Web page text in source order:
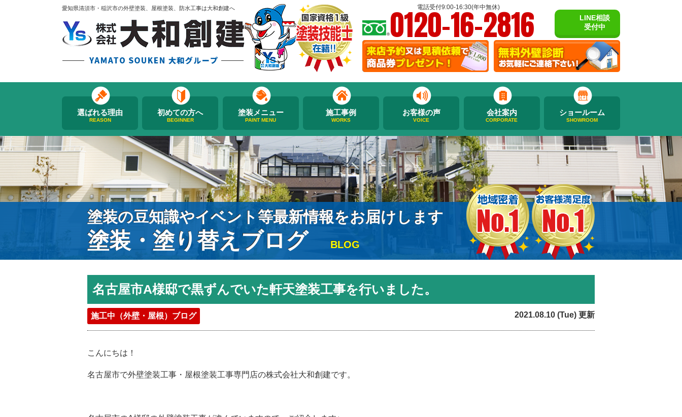
愛知県清須市・稲沢市の外壁塗装、屋根塗装、防水工事は大和創建へ 電話受付9:00-16:30(年中無休)
0120-16-2816
LINE相談
受付中
選ばれる理由
REASON
初めての方へ
BEGINNER
塗装メニュー
PAINT MENU
施工事例
WORKS
お客様の声
VOICE
会社案内
CORPORATE
ショールーム
SHOWROOM
塗装の豆知識やイベント等最新情報をお届けします
塗装・塗り替えブログ BLOG
名古屋市A様邸で黒ずんでいた軒天塗装工事を行いました。
施工中（外壁・屋根）ブログ 2021.08.10 (Tue) 更新
こんにちは！
名古屋市で外壁塗装工事・屋根塗装工事専門店の株式会社大和創建です。